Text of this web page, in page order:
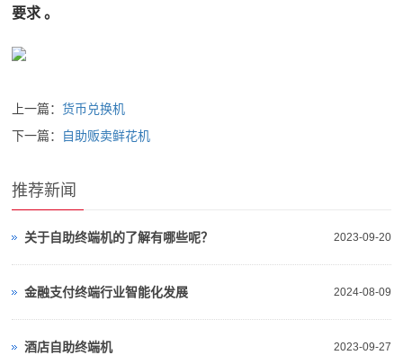
要求 。
上一篇： 货币兑换机
下一篇： 自助贩卖鲜花机
推荐新闻
2023-09-20
关于自助终端机的了解有哪些呢？
2024-08-09
金融支付终端行业智能化发展
2023-09-27
酒店自助终端机